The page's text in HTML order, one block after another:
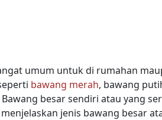
umum untuk di rumahan
bawang merah, bawang
besar sendiri atau yang
jenis bawang besar